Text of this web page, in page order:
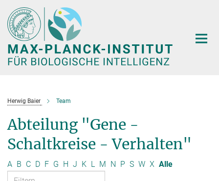
Hauptinhalt
Herwig Baier Team
Abteilung "Gene -
Schaltkreise - Verhalten"
A B C D F G H J K L M N P S W X Alle